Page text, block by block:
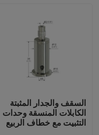
السقف والجدار المثبتة
الكابلات المنسقة وحدات
التثبيت مع خطاف الربيع